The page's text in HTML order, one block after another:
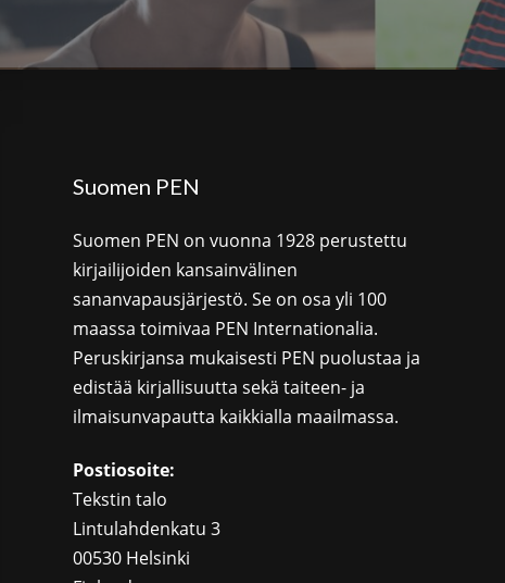
Suomen PEN
Suomen PEN on vuonna 1928 perustettu
kirjailijoiden kansainvälinen
sananvapausjärjestö. Se on osa yli 100
maassa toimivaa PEN Internationalia.
Peruskirjansa mukaisesti PEN puolustaa ja
edistää kirjallisuutta sekä taiteen- ja
ilmaisunvapautta kaikkialla maailmassa.
Postiosoite:
Tekstin talo
Lintulahdenkatu 3
00530 Helsinki